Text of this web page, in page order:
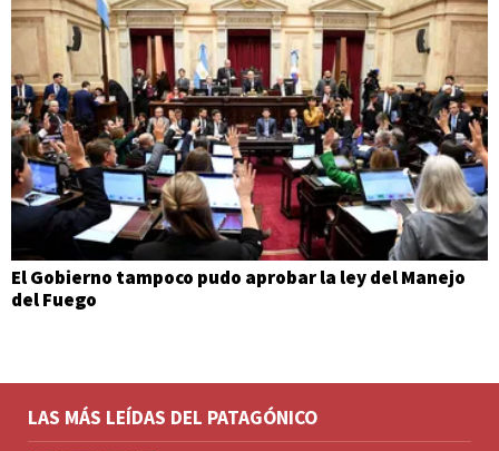
El Gobierno tampoco pudo aprobar la ley del Manejo
del Fuego
LAS MÁS LEÍDAS DEL PATAGÓNICO